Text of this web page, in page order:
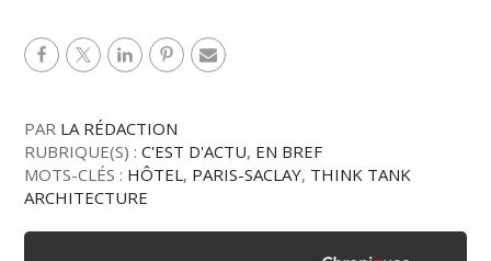
PAR LA RÉDACTION
RUBRIQUE(S) :C'EST D'ACTU, EN BREF
MOTS-CLÉS : HÔTEL , PARIS-SACLAY, THINK TANK
ARCHITECTURE